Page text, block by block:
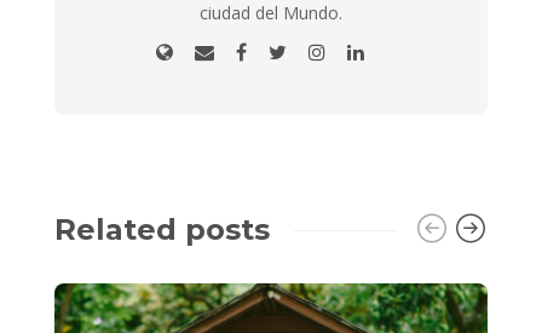
ciudad del Mundo.
Related posts